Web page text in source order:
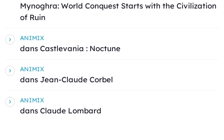
Mynoghra: World Conquest Starts with the Civilization
of Ruin
ANIMIX
dans Castlevania : Noctune
ANIMIX
dans Jean-Claude Corbel
ANIMIX
dans Claude Lombard